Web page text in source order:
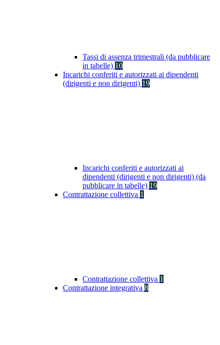
Tassi di assenza trimestrali (da pubblicare
in tabelle) 10
Incarichi conferiti e autorizzati ai dipendenti
(dirigenti e non dirigenti) 19
Incarichi conferiti e autorizzati ai
dipendenti (dirigenti e non dirigenti) (da
pubblicare in tabelle) 19
Contrattazione collettiva 1
Contrattazione collettiva 1
Contrattazione integrativa 8